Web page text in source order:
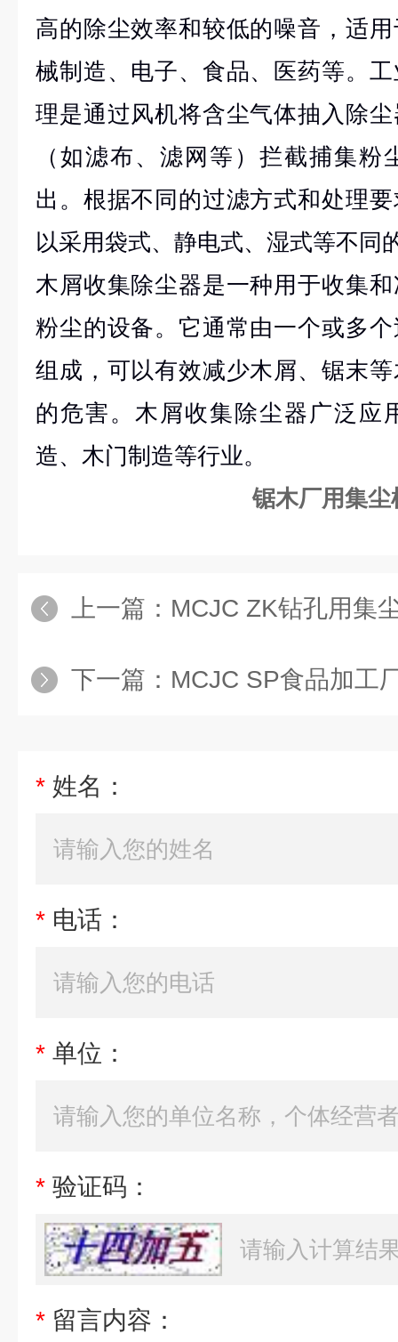
高的除尘效率和较低的噪音，适
械制造、电子、食品、医药等。
理是通过风机将含尘气体抽入除
（如滤布、滤网等）拦截捕集
出。根据不同的过滤方式和处理
以采用袋式、静电式、湿式等不同
木屑收集除尘器是一种用于收集
粉尘的设备。它通常由一个或多
组成，可以有效减少木屑、锯末
的危害。木屑收集除尘器广泛应
造、木门制造等行业。
锯木厂用集尘
上一篇： MCJC ZK钻孔用集
下一篇： MCJC SP食品加工
* 姓名：
* 电话：
* 单位：
* 验证码：
* 留言内容：